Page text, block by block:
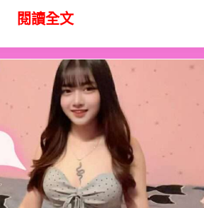
閱讀全文